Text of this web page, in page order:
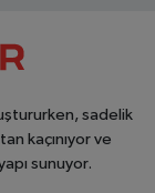
sadelik
kaçınıyor ve
sunuyor.